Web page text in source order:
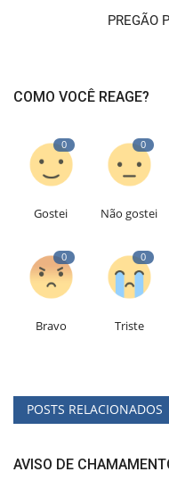
PREGÃO
COMO VOCÊ REAGE?
0
Gostei
0
Não gostei
0
Bravo
0
Triste
POSTS RELACIONADOS
AVISO DE